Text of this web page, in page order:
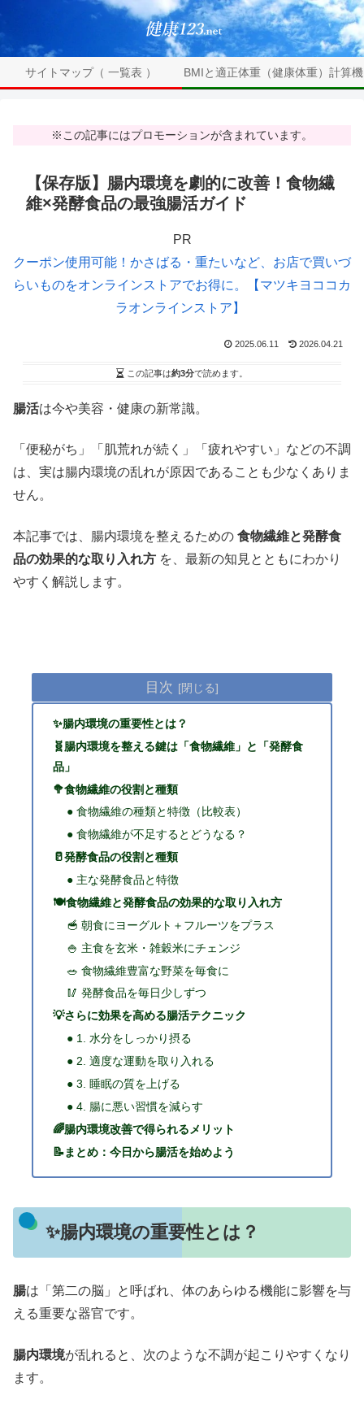
サイトマップ（ 一覧表 ） BMIと適正体重（健康体重）計算機
※この記事にはプロモーションが含まれています。
【保存版】腸内環境を劇的に改善！食物繊
維×発酵食品の最強腸活ガイド
PR
クーポン使用可能！かさばる・重たいなど、お店で買いづ
らいものをオンラインストアでお得に。【マツキヨココカ
ラオンラインストア】
2025.06.11 2026.04.21
この記事は約3分で読めます。
腸活は今や美容・健康の新常識。
「便秘がち」「肌荒れが続く」「疲れやすい」などの不調
は、実は腸内環境の乱れが原因であることも少なくありま
せん。
本記事では、腸内環境を整えるための 食物繊維と発酵食
品の効果的な取り入れ方 を、最新の知見とともにわかり
やすく解説します。
目次
✨腸内環境の重要性とは？
🧬腸内環境を整える鍵は「食物繊維」と「発酵食
品」
🥦食物繊維の役割と種類
● 食物繊維の種類と特徴（比較表）
● 食物繊維が不足するとどうなる？
🥛発酵食品の役割と種類
● 主な発酵食品と特徴
🍽️食物繊維と発酵食品の効果的な取り入れ方
🥣 朝食にヨーグルト＋フルーツをプラス
🍚 主食を玄米・雑穀米にチェンジ
🥗 食物繊維豊富な野菜を毎食に
🥢 発酵食品を毎日少しずつ
💡さらに効果を高める腸活テクニック
● 1. 水分をしっかり摂る
● 2. 適度な運動を取り入れる
● 3. 睡眠の質を上げる
● 4. 腸に悪い習慣を減らす
🌈腸内環境改善で得られるメリット
📝まとめ：今日から腸活を始めよう
✨腸内環境の重要性とは？
腸は「第二の脳」と呼ばれ、体のあらゆる機能に影響を与
える重要な器官です。
腸内環境が乱れると、次のような不調が起こりやすくなり
ます。